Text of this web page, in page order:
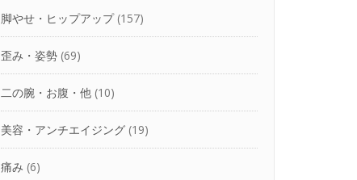
脚やせ・ヒップアップ(157)
歪み・姿勢 (69)
二の腕・お腹・他 (10)
美容・アンチエイジング (19)
痛み (6)